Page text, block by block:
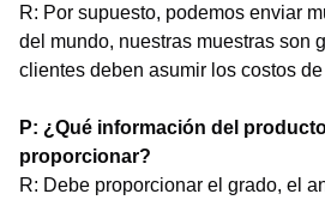
R: Por supuesto, podemos enviar
del mundo, nuestras muestras son
clientes deben asumir los costos
P: ¿Qué información del
proporcionar?
R: Debe proporcionar el grado, el